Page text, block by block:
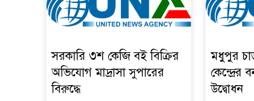
সরকারি ৩শ কেজি বই বিক্রির
অভিযোগ মাদ্রাসা সুপারের
বিরুদ্ধে
মধুপুর
কেন্দ্রের
উদ্বোধন